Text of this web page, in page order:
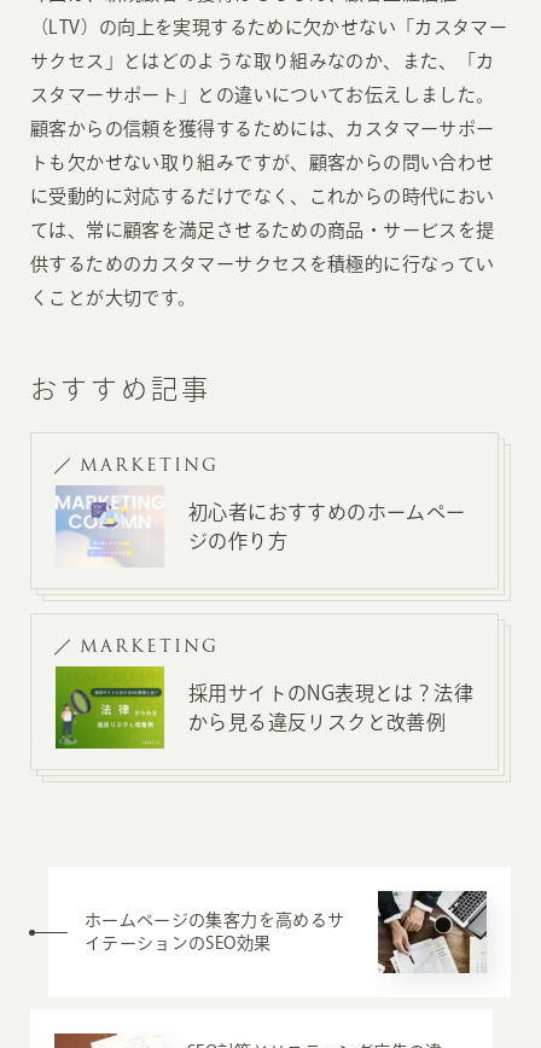
（LTV）の向上を実現するために欠かせない「カスタマー
サクセス」とはどのような取り組みなのか、また、「カ
スタマーサポート」との違いについてお伝えしました。
顧客からの信頼を獲得するためには、カスタマーサポー
トも欠かせない取り組みですが、顧客からの問い合わせ
に受動的に対応するだけでなく、これからの時代におい
ては、常に顧客を満足させるための商品・サービスを提
供するためのカスタマーサクセスを積極的に行なってい
くことが大切です。
おすすめ記事
MARKETING
初心者におすすめのホームペー
ジの作り方
MARKETING
採用サイトのNG表現とは？法律
から見る違反リスクと改善例
ホームページの集客力を高めるサ
イテーションのSEO効果